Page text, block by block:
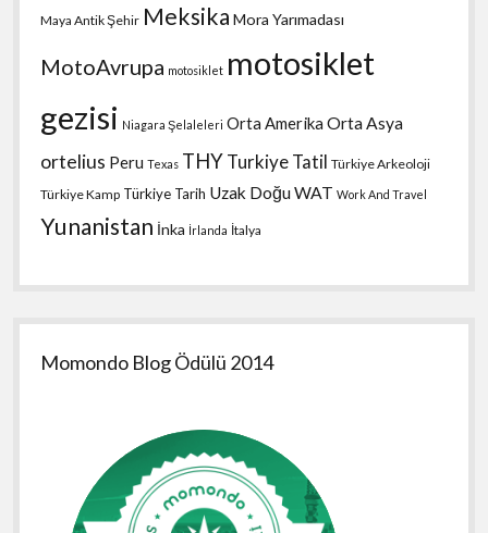
Maya Antik Şehir Meksika Mora Yarımadası
MotoAvrupa motosiklet motosiklet
gezisi Niagara Şelaleleri Orta Amerika Orta Asya
ortelius Peru Texas THYTurkiye Tatil Türkiye Arkeoloji
Türkiye Kamp Türkiye Tarih Uzak DoğuWAT Work And Travel
Yunanistan İnka İrlanda İtalya
Momondo Blog Ödülü 2014